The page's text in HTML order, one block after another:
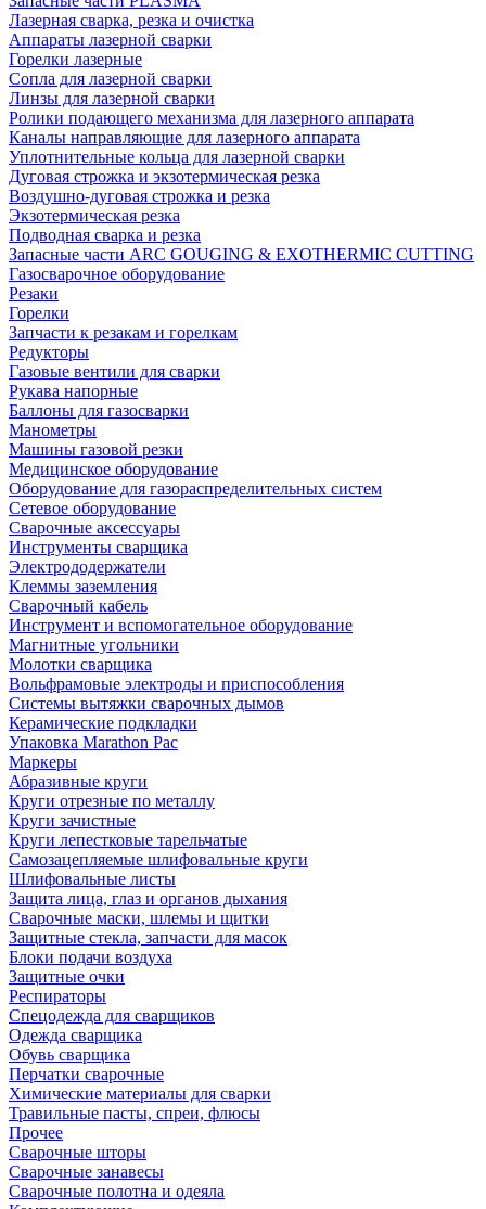
Лазерная сварка, резка и очистка
Аппараты лазерной сварки
Горелки лазерные
Сопла для лазерной сварки
Линзы для лазерной сварки
Ролики подающего механизма для лазерного аппарата
Каналы направляющие для лазерного аппарата
Уплотнительные кольца для лазерной сварки
Дуговая строжка и экзотермическая резка
Воздушно-дуговая строжка и резка
Экзотермическая резка
Подводная сварка и резка
Запасные части ARC GOUGING & EXOTHERMIC CUTTING
Газосварочное оборудование
Резаки
Горелки
Запчасти к резакам и горелкам
Редукторы
Газовые вентили для сварки
Рукава напорные
Баллоны для газосварки
Манометры
Машины газовой резки
Медицинское оборудование
Оборудование для газораспределительных систем
Сетевое оборудование
Сварочные аксессуары
Инструменты сварщика
Электрододержатели
Клеммы заземления
Сварочный кабель
Инструмент и вспомогательное оборудование
Магнитные угольники
Молотки сварщика
Вольфрамовые электроды и приспособления
Системы вытяжки сварочных дымов
Керамические подкладки
Упаковка Marathon Pac
Маркеры
Абразивные круги
Круги отрезные по металлу
Круги зачистные
Круги лепестковые тарельчатые
Самозацепляемые шлифовальные круги
Шлифовальные листы
Защита лица, глаз и органов дыхания
Сварочные маски, шлемы и щитки
Защитные стекла, запчасти для масок
Блоки подачи воздуха
Защитные очки
Респираторы
Спецодежда для сварщиков
Одежда сварщика
Обувь сварщика
Перчатки сварочные
Химические материалы для сварки
Травильные пасты, спреи, флюсы
Прочее
Сварочные шторы
Сварочные занавесы
Сварочные полотна и одеяла